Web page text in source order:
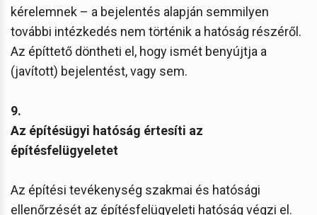
kérelemnek – a bejelentés alapján semmilyen
további intézkedés nem történik a hatóság részéről.
Az építtető döntheti el, hogy ismét benyújtja a
(javított) bejelentést, vagy sem.
9.
Az építésügyi hatóság értesíti az
építésfelügyeletet
Az építési tevékenység szakmai és hatósági
ellenőrzését az építésfelügyeleti hatóság végzi el.